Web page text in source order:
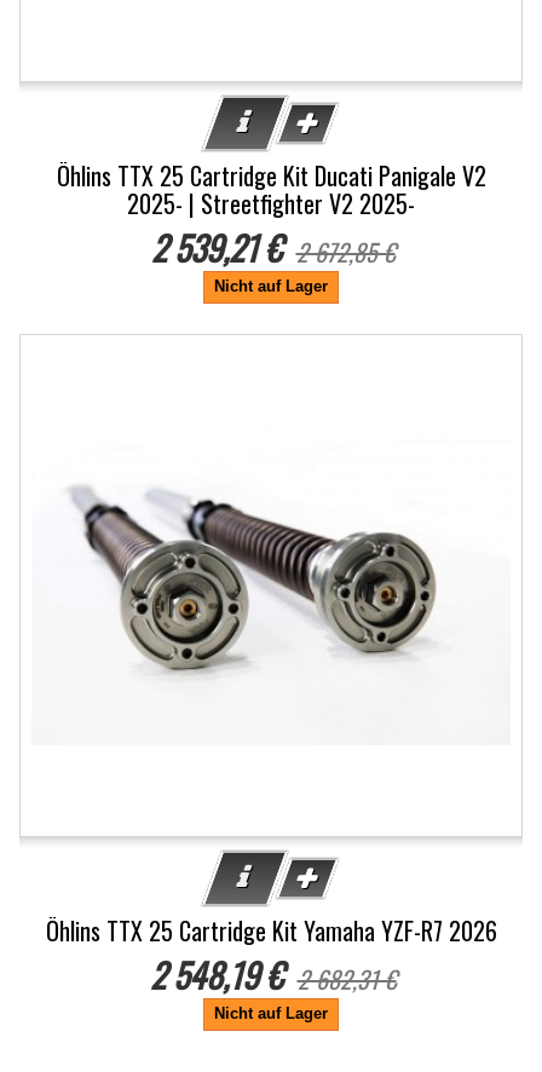
Öhlins TTX 25 Cartridge Kit Ducati Panigale V2
2025- | Streetfighter V2 2025-
2 539,21 € 2 672,85 €
Nicht auf Lager
Öhlins TTX 25 Cartridge Kit Yamaha YZF-R7 2026
2 548,19 € 2 682,31 €
Nicht auf Lager